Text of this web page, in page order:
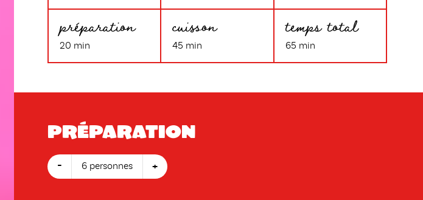
préparation
20 min
cuisson
45 min
temps total
65 min
Préparation
- 6 personnes +